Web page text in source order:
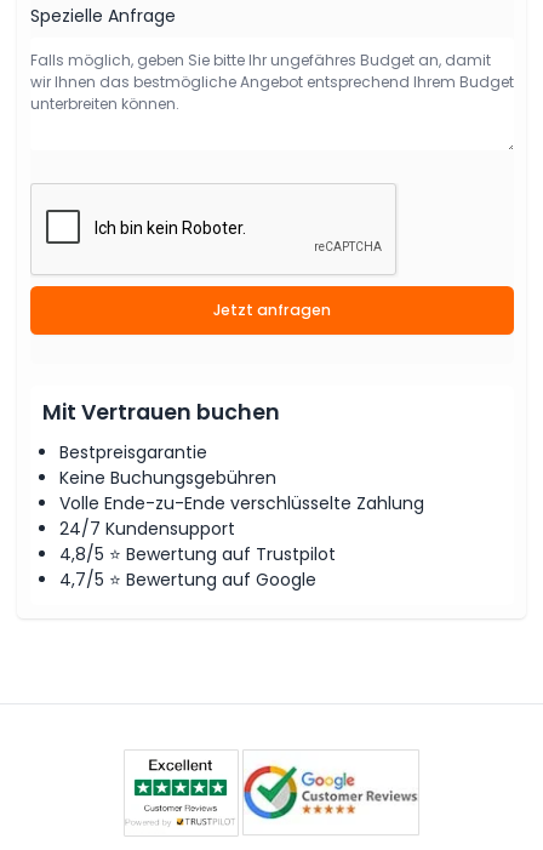
Spezielle Anfrage
Jetzt anfragen
Mit Vertrauen buchen
Bestpreisgarantie
Keine Buchungsgebühren
Volle Ende-zu-Ende verschlüsselte Zahlung
24/7 Kundensupport
4,8/5 ⭐ Bewertung auf Trustpilot
4,7/5 ⭐ Bewertung auf Google